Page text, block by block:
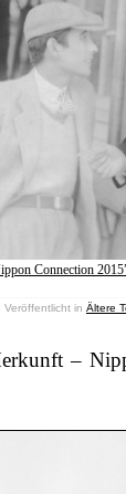
Connection
in Ältere
–